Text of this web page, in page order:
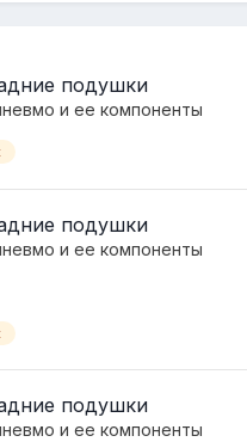
подушки
и ее компоненты
подушки
и ее компоненты
подушки
и ее компоненты